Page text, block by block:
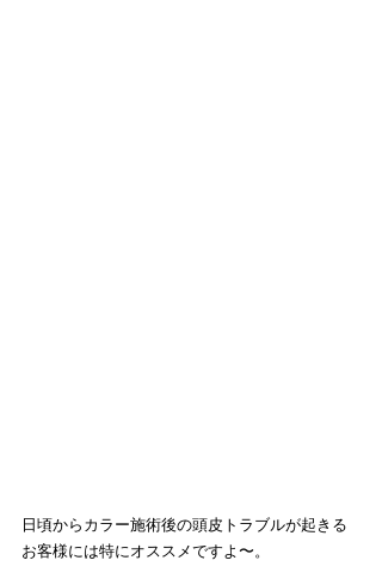
日頃からカラー施術後の頭皮トラブルが起きる
お客様には特にオススメですよ〜。